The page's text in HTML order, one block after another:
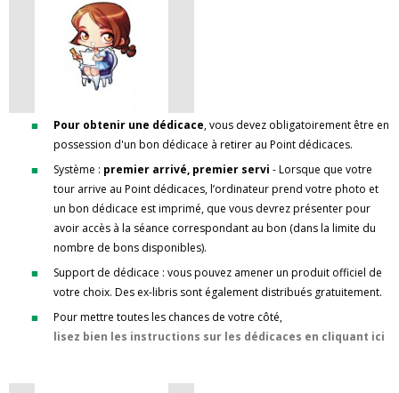
Pour obtenir une dédicace, vous devez obligatoirement être en
possession d'un bon dédicace à retirer au Point dédicaces.
Système : premier arrivé, premier servi - Lorsque que votre
tour arrive au Point dédicaces, l’ordinateur prend votre photo et
un bon dédicace est imprimé, que vous devrez présenter pour
avoir accès à la séance correspondant au bon (dans la limite du
nombre de bons disponibles).
Support de dédicace : vous pouvez amener un produit officiel de
votre choix. Des ex-libris sont également distribués gratuitement.
Pour mettre toutes les chances de votre côté,
lisez bien les instructions sur les dédicaces en cliquant ici